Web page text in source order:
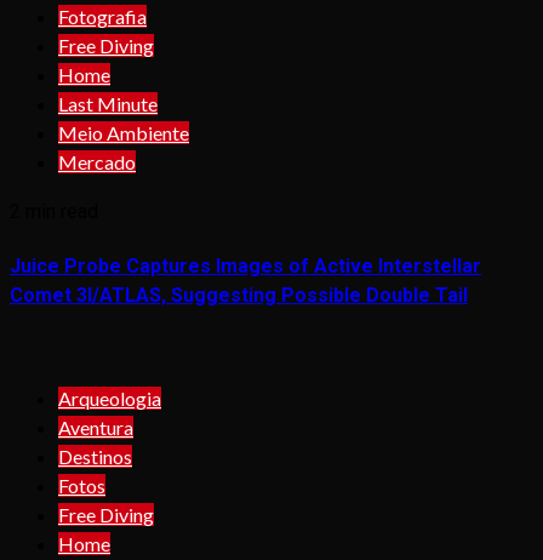
Fotografia
Free Diving
Home
Last Minute
Meio Ambiente
Mercado
Juice Probe Captures Images of Active Interstellar
Comet 3I/ATLAS, Suggesting Possible Double Tail
Arqueologia
Aventura
Destinos
Fotos
Free Diving
Home